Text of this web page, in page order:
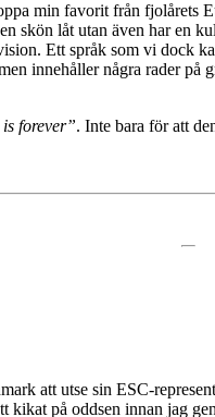
min favorit från fjolårets
skön låt utan även har en
Ett språk som vi dock
innehåller några rader
is forever”. Inte bara för att
att utse sin ESC-
på oddsen innan jag